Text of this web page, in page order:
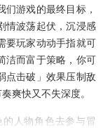
游戏的最终目标，
情波荡起伏，沉浸感
要玩家动动手指就可
洁而富于策略，你可
点击破」效果压制敌
爽快又不失深度。
人物角色去参与冒